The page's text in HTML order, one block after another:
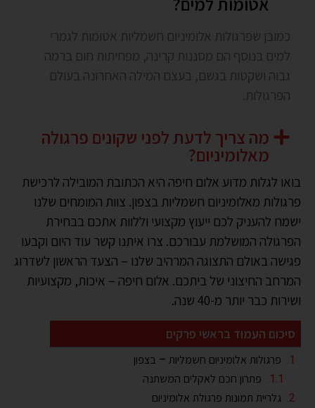
כמובן שפרגולות אלומיניום חשמליות אטומות לגמרי
למים בנוסף הם מסננות קרינה, מפחיתות חום ברמה
גבוה ושקטות בגשם, בעצם המילה האחרונה בעולם
הפרגולות.
מה צריך לדעת לפני שקונים פרגולה
מאלומיניום?
בואו לגלות מדוע אלום חיפה היא הכתובת המובילה לרכישת
פרגולות מאלומיניום חשמליות בצפון. צוות המומחים שלנו
ישמח להעניק לכם ייעוץ מקצועי וללוות אתכם בבחירת
הפרגולה המושלמת עבורכם. צרו איתנו קשר עוד היום וקבעו
פגישה באולם התצוגה המרהיב שלנו – הצעד הראשון לשדרוג
המרחב החיצוני של ביתכם. אלום חיפה – איכות, מקצועיות
ושירות כבר יותר מ-40 שנה.
סיכום העמוד בראשי פרקים
פרגולות אלומיניום חשמליות – בצפון
פתרון חכם לאקלים המשתנה
גלריית תמונות פרגולת אלומיניום